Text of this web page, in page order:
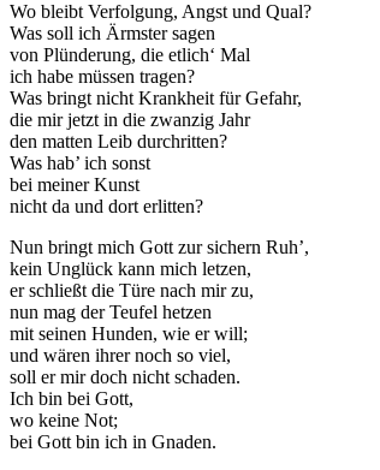
Wo bleibt Verfolgung, Angst und Qual?
Was soll ich Ärmster sagen
von Plünderung, die etlich‘ Mal
ich habe müssen tragen?
Was bringt nicht Krankheit für Gefahr,
die mir jetzt in die zwanzig Jahr
den matten Leib durchritten?
Was hab’ ich sonst
bei meiner Kunst
nicht da und dort erlitten?
Nun bringt mich Gott zur sichern Ruh’,
kein Unglück kann mich letzen,
er schließt die Türe nach mir zu,
nun mag der Teufel hetzen
mit seinen Hunden, wie er will;
und wären ihrer noch so viel,
soll er mir doch nicht schaden.
Ich bin bei Gott,
wo keine Not;
bei Gott bin ich in Gnaden.